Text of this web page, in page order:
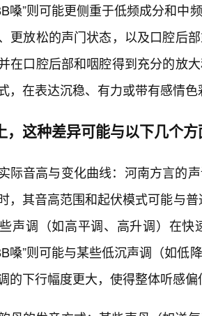
嗓”则可能更侧重于低频成分和中
更放松的声门状态，以及口腔后
在口腔后部和咽腔得到充分的放
，在表达沉稳、有力或带有感情色
，这种差异可能与以下几个方
际音高与变化曲线：河南方言的
，其音高范围和起伏模式可能与
声调（如高平调、高升调）在
嗓”则可能与某些低沉声调（如低
的下行幅度更大，使得整体听感偏